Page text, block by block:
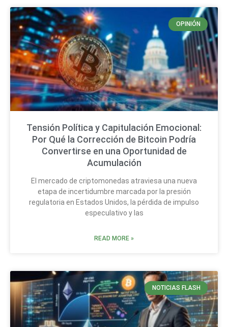
OPINIÓN
Tensión Política y Capitulación Emocional:
Por Qué la Corrección de Bitcoin Podría
Convertirse en una Oportunidad de
Acumulación
El mercado de criptomonedas atraviesa una nueva
etapa de incertidumbre marcada por la presión
regulatoria en Estados Unidos, la pérdida de impulso
especulativo y las
READ MORE »
NOTICIAS FLASH